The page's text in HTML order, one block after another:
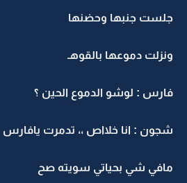
جنبها وحضنها
دموعها بالقوهـ
: لوشو الدموع الحين ؟
: انا خلااص ،، تدمرت يافارس
شي بحياتي سويته صح